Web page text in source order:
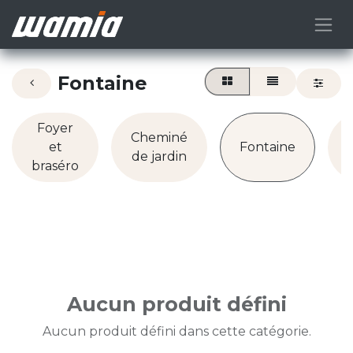
Fontaine
Foyer
et
braséro
Cheminé
de jardin
Fontaine
Aucun produit défini
Aucun produit défini dans cette catégorie.